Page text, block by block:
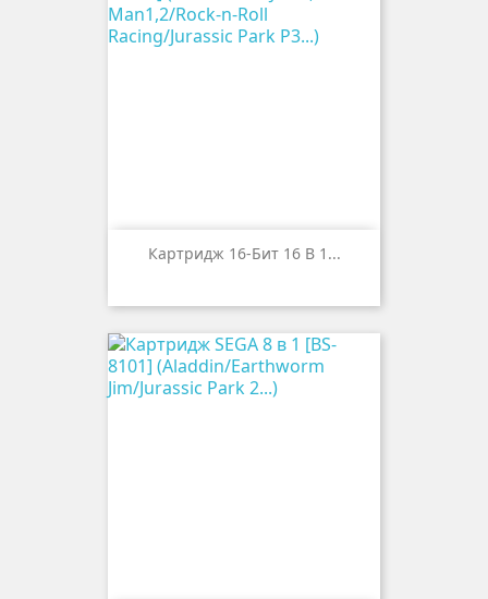
Картридж 16-Бит 16 В 1...